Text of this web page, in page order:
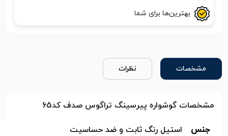
بهترین‌ها برای شما
مشخصات نظرات
مشخصات گوشواره پیرسینگ تراگوس صدف کد65
جنس
استیل رنگ ثابت و ضد حساسیت